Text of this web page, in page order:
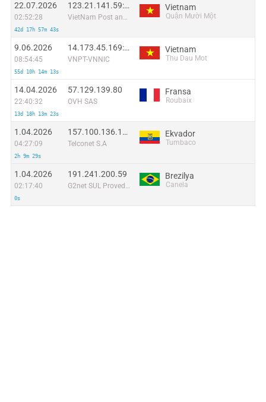
22.07.2026
02:52:28
42d 17h 57m 43s
123.21.141.59:56908
VietNam Post and Telecom Corporation
Vietnam
Quận Mười Một
9.06.2026
08:54:45
55d 10h 14m 13s
14.173.45.169:34626
VNPT-VNNIC
Vietnam
Thu Dau Mot
14.04.2026
22:40:32
13d 18h 13m 23s
57.129.139.80
OVH SAS
Fransa
Roubaix
1.04.2026
04:27:09
2h 9m 29s
157.100.136.180
Telconet S.A
Ekvador
Tumbaco
1.04.2026
02:17:40
0s
191.241.200.59
G2net SUL Provedor Ltda
Brezilya
Canela